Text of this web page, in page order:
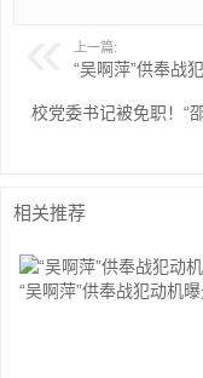
上一篇:
“吴啊萍”供奉战
校党委书记被免职！“
相关推荐
“吴啊萍”供奉战犯动机